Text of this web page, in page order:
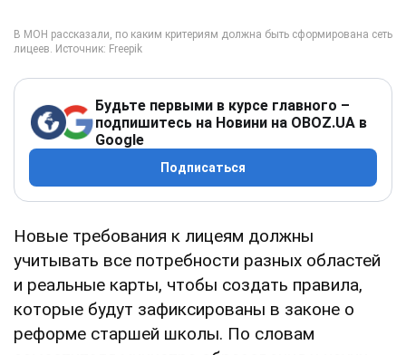
Будьте первыми в курсе главного –
подпишитесь на Новини на OBOZ.UA в
Google
Подписаться
Новые требования к лицеям должны
учитывать все потребности разных областей
и реальные карты, чтобы создать правила,
которые будут зафиксированы в законе о
реформе старшей школы. По словам